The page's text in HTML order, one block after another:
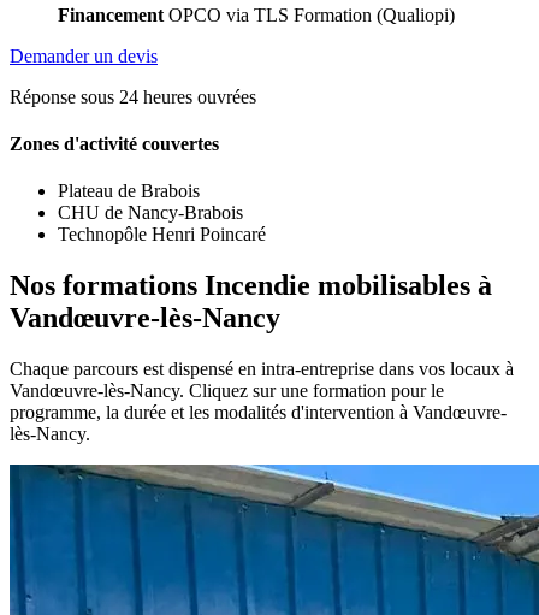
Financement OPCO via TLS Formation (Qualiopi)
Demander un devis
Réponse sous 24 heures ouvrées
Zones d'activité couvertes
Plateau de Brabois
CHU de Nancy-Brabois
Technopôle Henri Poincaré
Nos formations Incendie mobilisables à
Vandœuvre-lès-Nancy
Chaque parcours est dispensé en intra-entreprise dans vos locaux à
Vandœuvre-lès-Nancy. Cliquez sur une formation pour le
programme, la durée et les modalités d'intervention à Vandœuvre-
lès-Nancy.